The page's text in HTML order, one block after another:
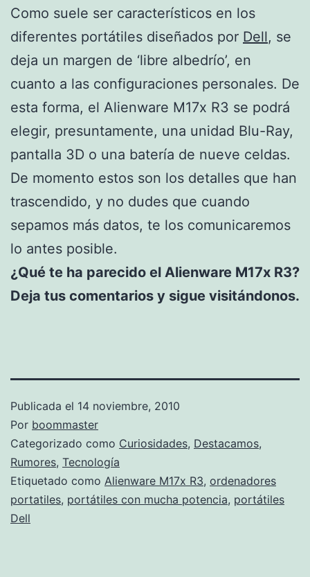
Como suele ser característicos en los
diferentes portátiles diseñados por Dell, se
deja un margen de ‘libre albedrío’, en
cuanto a las configuraciones personales. De
esta forma, el Alienware M17x R3 se podrá
elegir, presuntamente, una unidad Blu-Ray,
pantalla 3D o una batería de nueve celdas.
De momento estos son los detalles que han
trascendido, y no dudes que cuando
sepamos más datos, te los comunicaremos
lo antes posible.
¿Qué te ha parecido el Alienware M17x R3?
Deja tus comentarios y sigue visitándonos.
Publicada el 14 noviembre, 2010
Por boommaster
Categorizado como Curiosidades, Destacamos,
Rumores, Tecnología
Etiquetado como Alienware M17x R3, ordenadores
portatiles, portátiles con mucha potencia, portátiles
Dell